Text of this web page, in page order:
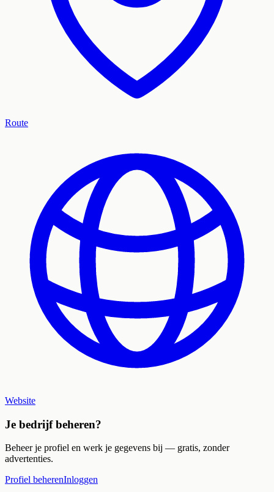
Route
Website
Je bedrijf beheren?
Beheer je profiel en werk je gegevens bij — gratis, zonder
advertenties.
Profiel beherenInloggen